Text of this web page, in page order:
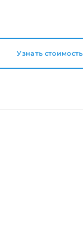
Узнать стоимость